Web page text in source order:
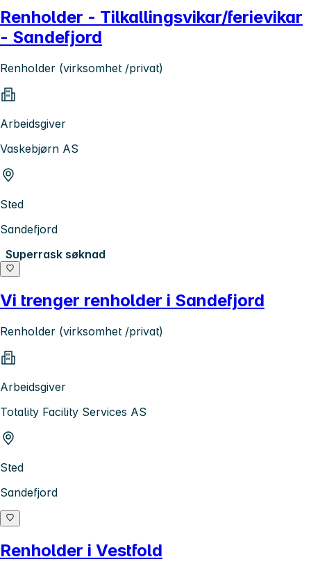
Renholder - Tilkallingsvikar/ferievikar
- Sandefjord
Renholder (virksomhet /privat)
Arbeidsgiver
Vaskebjørn AS
Sted
Sandefjord
Superrask søknad
Vi trenger renholder i Sandefjord
Renholder (virksomhet /privat)
Arbeidsgiver
Totality Facility Services AS
Sted
Sandefjord
Renholder i Vestfold